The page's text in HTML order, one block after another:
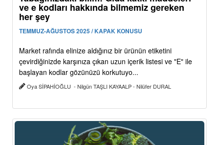
ve e kodları hakkında bilmemiz gereken
her şey
TEMMUZ-AĞUSTOS 2025 / KAPAK KONUSU
Market rafında elinize aldığınız bir ürünün etiketini
çevirdiğinizde karşınıza çıkan uzun içerik listesi ve "E" ile
başlayan kodlar gözünüzü korkutuyo...
Oya SİPAHİOĞLU - Nilgün TAŞLI KAYAALP - Nilüfer DURAL